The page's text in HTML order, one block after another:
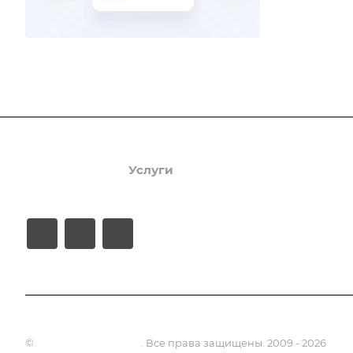
Услуги
© . Все права защищены. 2009 - 2026